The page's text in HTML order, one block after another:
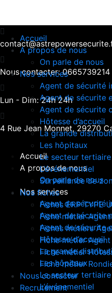
Nous contacter: 0665739214
Lun - Dim: 24h 24h
4 Rue Jean Monnet, 29270
Accueil
A propos de nous
On parle de nous
Nos services
Agent de sécurité
Agent de sécurite
Agent de sécurite
Hôtesse d’accueil
La grande
Les hôpitaux
Le secteur tertiaire
L’événementiel
Accueil
A propos de nous
On parle de nous
Nos services
Agent de sécurité
Agent de sécurite
Agent de sécurite
Hôtesse d’accueil
La grande
Les hôpitaux
Le secteur tertiaire
L’événementiel
Surveillance de
Nos fiches
Fiches ERP TYPE U
Fiche métier
Fiches métiers
Fiche métier
Fiche métier
Fiche métier
Nous contacter
Recrutement